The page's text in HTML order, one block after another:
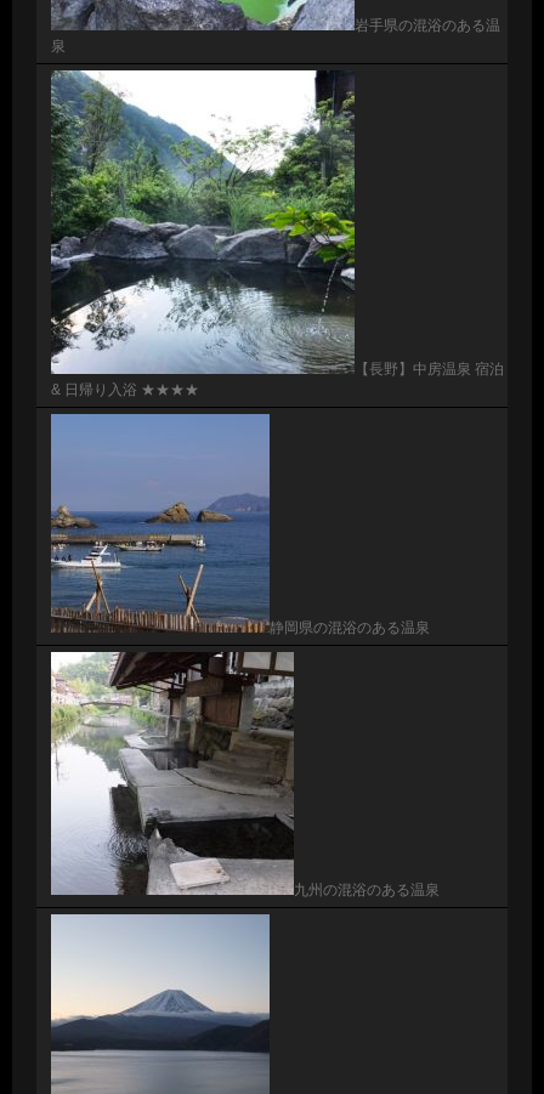
岩手県の混浴のある温
泉
【長野】中房温泉 宿泊
& 日帰り入浴 ★★★★
静岡県の混浴のある温泉
九州の混浴のある温泉